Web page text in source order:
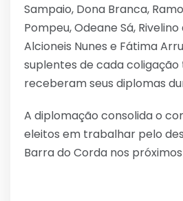
Sampaio, Dona Branca,
Pompeu, Odeane Sá,
Alcioneis Nunes e Fátima
suplentes de cada
receberam seus diplomas
A diplomação consolida o
eleitos em trabalhar pelo
Barra do Corda nos